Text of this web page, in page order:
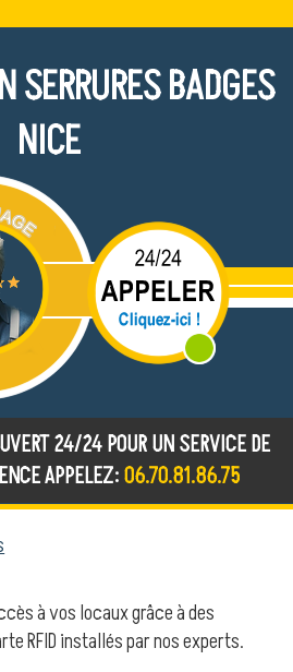
SERRURES BADGES
NICE
24/24 POUR UN SERVICE DE
APPELEZ:06.70.81.86.75
à vos locaux grâce à des
RFID installés par nos experts.